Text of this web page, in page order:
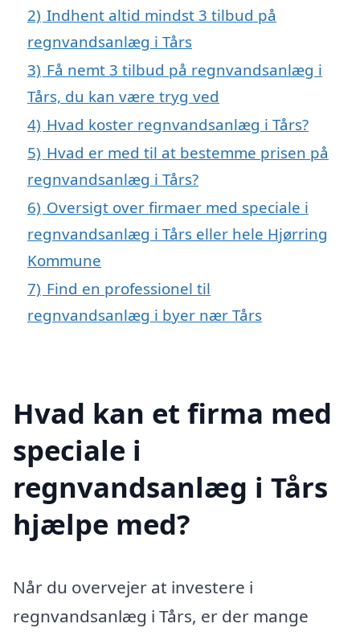
2) Indhent altid mindst 3 tilbud på
regnvandsanlæg i Tårs
3) Få nemt 3 tilbud på regnvandsanlæg i
Tårs, du kan være tryg ved
4) Hvad koster regnvandsanlæg i Tårs?
5) Hvad er med til at bestemme prisen på
regnvandsanlæg i Tårs?
6) Oversigt over firmaer med speciale i
regnvandsanlæg i Tårs eller hele Hjørring
Kommune
7) Find en professionel til
regnvandsanlæg i byer nær Tårs
Hvad kan et firma med
speciale i
regnvandsanlæg i Tårs
hjælpe med?
Når du overvejer at investere i
regnvandsanlæg i Tårs, er der mange